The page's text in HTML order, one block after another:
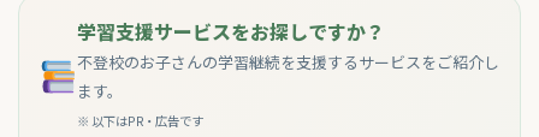
学習支援サービスをお探しですか？
不登校のお子さんの学習継続を支援するサービスをご紹介し
ます。
※ 以下はPR・広告です